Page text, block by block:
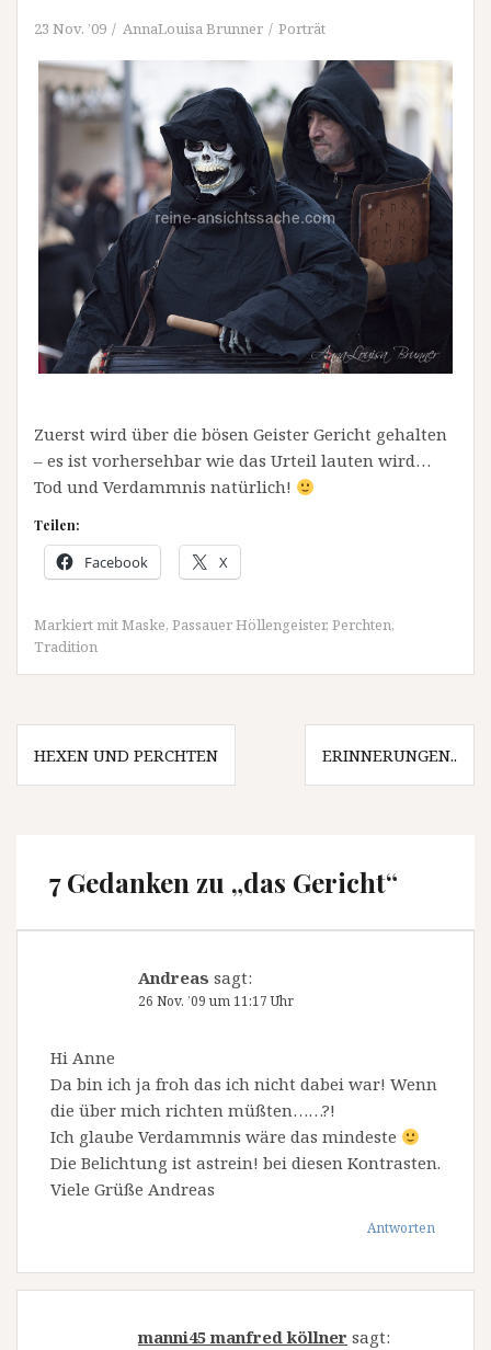
23 Nov. ’09 AnnaLouisa Brunner Porträt
Zuerst wird über die bösen Geister Gericht gehalten
– es ist vorhersehbar wie das Urteil lauten wird…
Tod und Verdammnis natürlich!
Teilen:
Facebook X
Markiert mitMaske, Passauer Höllengeister, Perchten,
Tradition
Beitragsnavigation
HEXEN UND PERCHTEN ERINNERUNGEN..
7 Gedanken zu „das Gericht“
Andreas sagt:
26 Nov. ’09 um 11:17 Uhr
Hi Anne
Da bin ich ja froh das ich nicht dabei war! Wenn
die über mich richten müßten……?!
Ich glaube Verdammnis wäre das mindeste
Die Belichtung ist astrein! bei diesen Kontrasten.
Viele Grüße Andreas
Antworten
manni45 manfred köllner sagt: